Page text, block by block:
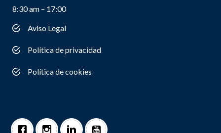
8:30 am – 17:00
Aviso Legal
Política de privacidad
Política de cookies